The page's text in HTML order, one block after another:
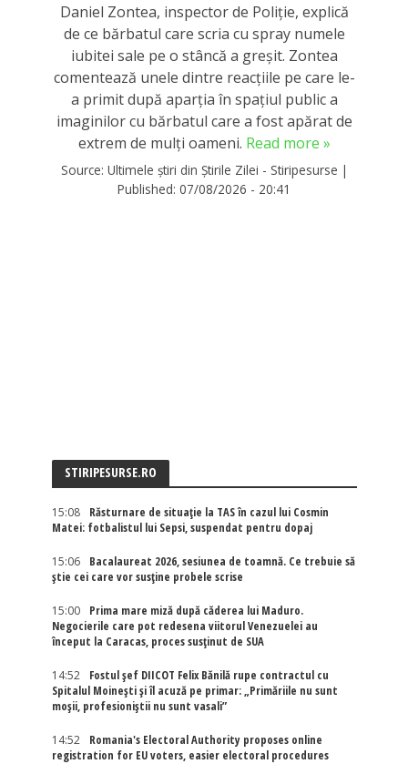
Daniel Zontea, inspector de Poliţie, explică
de ce bărbatul care scria cu spray numele
iubitei sale pe o stâncă a greșit. Zontea
comentează unele dintre reacţiile pe care le-
a primit după aparţia în spaţiul public a
imaginilor cu bărbatul care a fost apărat de
extrem de mulți oameni. Read more »
Source: Ultimele știri din Știrile Zilei - Stiripesurse |
Published: 07/08/2026 - 20:41
STIRIPESURSE.RO
15:08
Răsturnare de situație la TAS în cazul lui Cosmin
Matei: fotbalistul lui Sepsi, suspendat pentru dopaj
15:06
Bacalaureat 2026, sesiunea de toamnă. Ce trebuie să
știe cei care vor susține probele scrise
15:00
Prima mare miză după căderea lui Maduro.
Negocierile care pot redesena viitorul Venezuelei au
început la Caracas, proces susținut de SUA
14:52
Fostul șef DIICOT Felix Bănilă rupe contractul cu
Spitalul Moinești și îl acuză pe primar: „Primăriile nu sunt
moșii, profesioniștii nu sunt vasali”
14:52
Romania's Electoral Authority proposes online
registration for EU voters, easier electoral procedures